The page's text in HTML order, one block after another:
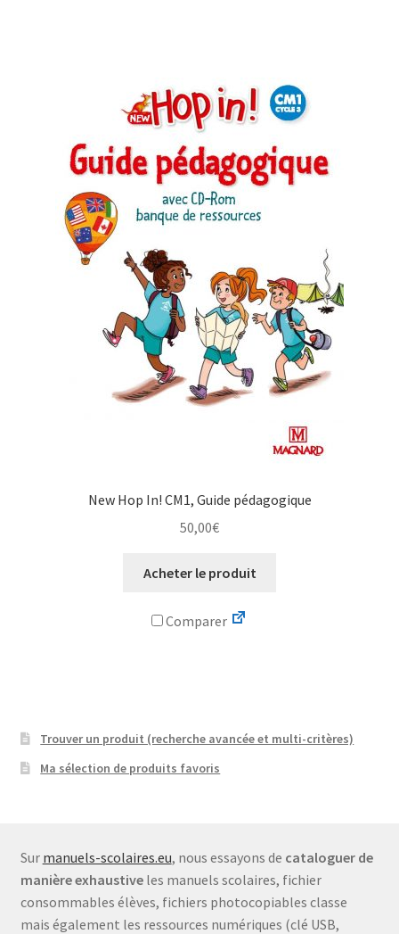
New Hop In! CM1, Guide pédagogique
50,00€
Acheter le produit
Comparer
Trouver un produit (recherche avancée et multi-critères)
Ma sélection de produits favoris
Sur manuels-scolaires.eu, nous essayons de cataloguer de
manière exhaustiveles manuels scolaires, fichier
consommables élèves, fichiers photocopiables classe
mais également les ressources numériques (clé USB,